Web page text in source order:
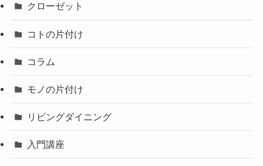
クローゼット
コトの片付け
コラム
モノの片付け
リビングダイニング
入門講座